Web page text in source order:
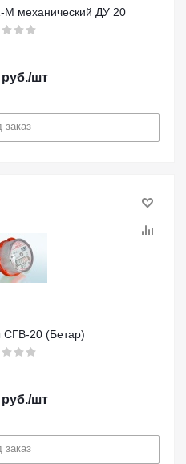
М механический ДУ 20
руб./шт
заказ
СГВ-20 (Бетар)
руб./шт
заказ